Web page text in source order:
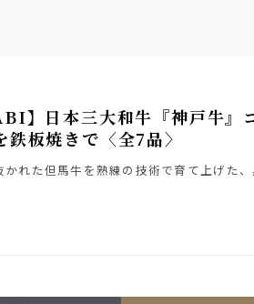
】日本三大和牛『神戸牛』
鉄板焼きで〈全7品〉
れた但馬牛を熟練の技術で育て上げた、